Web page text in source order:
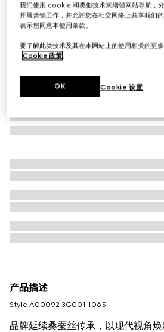
丝巾之艺
'Hard-Wear' 印花桑蚕丝方巾
产品描述
Style ‎A00092 3G001 1065
品牌延续桑蚕丝传承，以现代视角
我们使用 cookie 和类似技术来增强网站导航，
开展营销工作，并允许您在社交网络上共享我们
表示您同意本使用条款。
要了解此类技术及其在本网站上的使用相关的更
Cookie 政策。
Cookie 设置
OK